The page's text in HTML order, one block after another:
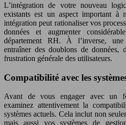
L’intégration de votre nouveau
existants est un aspect important à
intégration peut rationaliser vos
données et augmenter
département RH. À l’inverse,
entraîner des doublons de données,
frustration générale des utilisateurs.
Compatibilité avec les
Avant de vous engager avec un
examinez attentivement la
systèmes actuels. Cela inclut non
mais aussi vos systèmes de